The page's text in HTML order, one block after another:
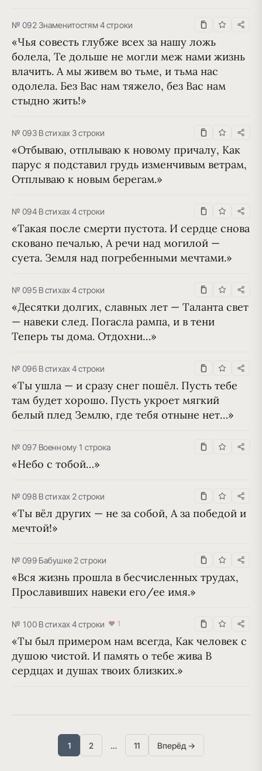
№ 092·Знаменитостям·4 строки
«Чья совесть глубже всех за нашу ложь
болела, Те дольше не могли меж нами жизнь
влачить. А мы живем во тьме, и тьма нас
одолела. Без Вас нам тяжело, без Вас нам
стыдно жить!»
№ 093·В стихах·3 строки
«Отбываю, отплываю к новому причалу, Как
парус я подставил грудь изменчивым ветрам,
Отплываю к новым берегам.»
№ 094·В стихах·4 строки
«Такая после смерти пустота. И сердце снова
сковано печалью, А речи над могилой —
суета. Земля над погребенными мечтами.»
№ 095·В стихах·4 строки
«Десятки долгих, славных лет — Таланта свет
— навеки след. Погасла рампа, и в тени
Теперь ты дома. Отдохни…»
№ 096·В стихах·4 строки
«Ты ушла — и сразу снег пошёл. Пусть тебе
там будет хорошо. Пусть укроет мягкий
белый плед Землю, где тебя отныне нет…»
№ 097·Военному·1 строка
«Небо с тобой…»
№ 098·В стихах·2 строки
«Ты вёл других — не за собой, А за победой и
мечтой!»
№ 099·Бабушке·2 строки
«Вся жизнь прошла в бесчисленных трудах,
Прославивших навеки его/ее имя.»
№ 100·В стихах·4 строки ♥ 1
«Ты был примером нам всегда, Как человек с
душою чистой. И память о тебе жива В
сердцах и душах твоих близких.»
1 2 … 11 Вперёд →